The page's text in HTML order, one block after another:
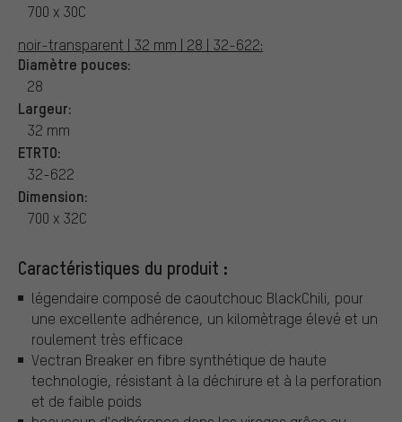
700 x 30C
noir-transparent | 32 mm | 28 | 32-622:
Diamètre pouces:
28
Largeur:
32 mm
ETRTO:
32-622
Dimension:
700 x 32C
Caractéristiques du produit :
légendaire composé de caoutchouc BlackChili, pour
une excellente adhérence, un kilomètrage élevé et un
roulement très efficace
Vectran Breaker en fibre synthétique de haute
technologie, résistant à la déchirure et à la perforation
et de faible poids